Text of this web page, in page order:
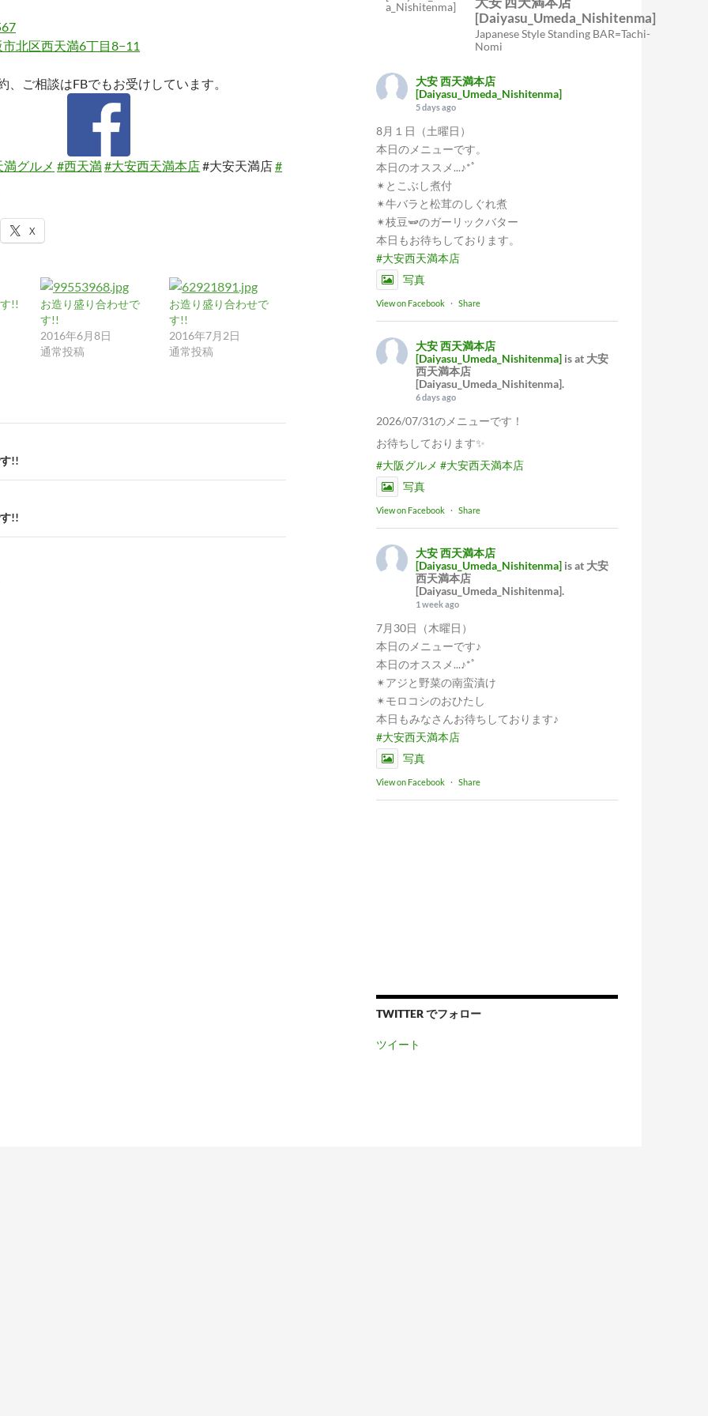
北区西天満6丁目8−11
、ご相談はFBでもお受けしています。
満グルメ #西天満#大安西天満本店#大安天満店#
X
!!
お造り盛り合わせで
す!!
2016年6月8日
通常投稿
お造り盛り合わせで
す!!
2016年7月2日
通常投稿
!!
!!
[Daiyasu_Umeda_Nishitenma]
Japanese Style Standing BAR=Tachi-
Nomi
大安 西天満本店
[Daiyasu_Umeda_Nishitenma]
5 days ago
8月１日（土曜日）
本日のメニューです。
本日のオススメ...♪*ﾟ
✴︎とこぶし煮付
✴︎牛バラと松茸のしぐれ煮
✴︎枝豆🫛のガーリックバター
本日もお待ちしております。
#大安西天満本店
写真
View on Facebook · Share
大安 西天満本店
[Daiyasu_Umeda_Nishitenma] is at 大安
西天満本店
[Daiyasu_Umeda_Nishitenma].
6 days ago
2026/07/31のメニューです！
お待ちしております✨
#大阪グルメ #大安西天満本店
写真
View on Facebook · Share
大安 西天満本店
[Daiyasu_Umeda_Nishitenma] is at 大安
西天満本店
[Daiyasu_Umeda_Nishitenma].
1 week ago
7月30日（木曜日）
本日のメニューです♪
本日のオススメ...♪*ﾟ
✴︎アジと野菜の南蛮漬け
✴︎モロコシのおひたし
本日もみなさんお待ちしております♪
#大安西天満本店
写真
View on Facebook · Share
TWITTER でフォロー
ツイート